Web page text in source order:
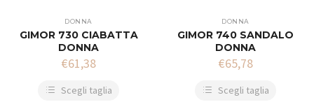
DONNA
GIMOR 730 CIABATTA
DONNA
€61,38
Scegli taglia
DONNA
GIMOR 740 SANDALO
DONNA
€65,78
Scegli taglia